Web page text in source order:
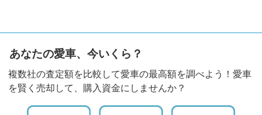
あなたの愛車、今いくら？
複数社の査定額を比較して愛車の最高額を調べよう！愛車
を賢く売却して、購入資金にしませんか？